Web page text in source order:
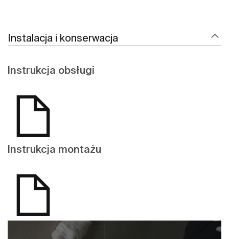
Instalacja i konserwacja
Instrukcja obsługi
Instrukcja montażu